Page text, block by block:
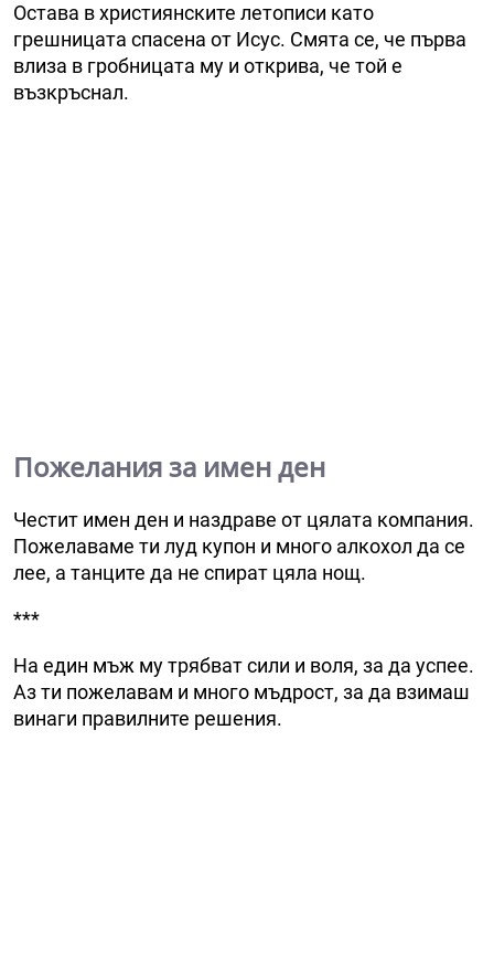
Остава в християнските летописи като
грешницата спасена от Исус. Смята се, че първа
влиза в гробницата му и открива, че той е
възкръснал.
Пожелания за имен ден
Честит имен ден и наздраве от цялата компания.
Пожелаваме ти луд купон и много алкохол да се
лее, а танците да не спират цяла нощ.
***
На един мъж му трябват сили и воля, за да успее.
Аз ти пожелавам и много мъдрост, за да взимаш
винаги правилните решения.